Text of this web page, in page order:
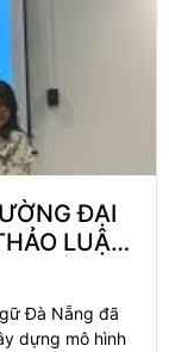
ĐẠI
LUẬN
PHÒNG
Đà Nẵng đã
dựng mô hình